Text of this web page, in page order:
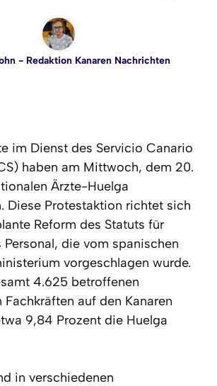
- Redaktion Kanaren Nachrichten
im Dienst des Servicio Canario
haben am Mittwoch, dem 20.
Ärzte-Huelga
Diese Protestaktion richtet sich
Reform des Statuts für
die vom spanischen
vorgeschlagen wurde.
4.625 betroffenen
auf den Kanaren
9,84 Prozent die Huelga
in verschiedenen